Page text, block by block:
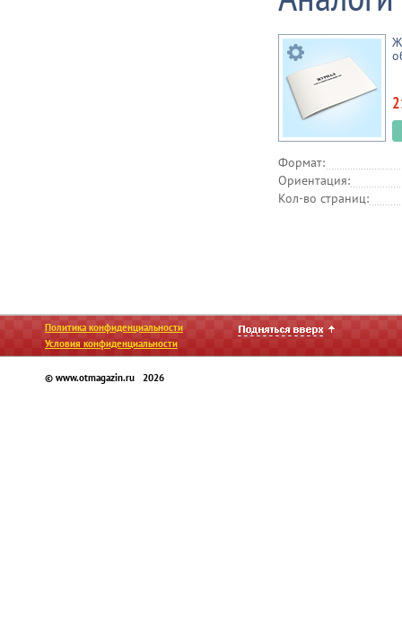
Формат:
Ориентация:
Кол-во страниц:
Политика конфиденциальности
Условия конфиденциальности
© www.otmagazin.ru 2026